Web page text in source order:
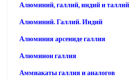
Алюминий, галлий, индий и таллий
Алюминий. Галлий. Индий
Алюминия арсениде галлия
Алюминон галлия
Аммиакаты галлия и аналогов